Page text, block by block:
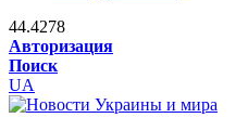
44.4278
Авторизация
Поиск
UA